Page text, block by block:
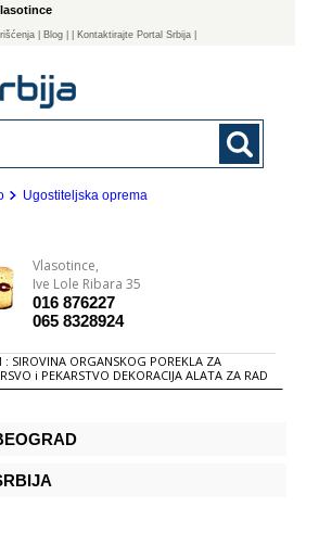
Blog | Kontaktirajte Portal Srbija |
Ugostiteljska oprema
Vlasotince,
Ive Lole Ribara 35
016 876227
065 8328924
SIROVINA ORGANSKOG POREKLA ZA
i PEKARSTVO DEKORACIJA ALATA ZA RAD